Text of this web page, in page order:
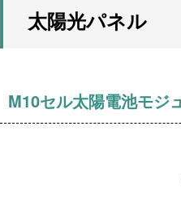
太陽光パネル
M10セル太陽電池モジ